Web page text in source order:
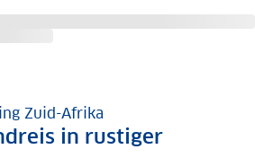
Zuid-Afrika
in rustiger